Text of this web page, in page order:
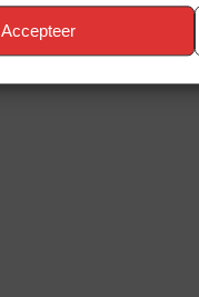
Accepteer